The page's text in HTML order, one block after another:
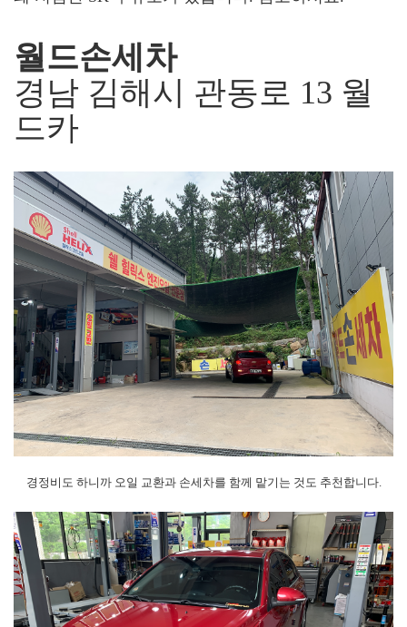
월드손세차
경남 김해시 관동로 13 월
드카
경정비도 하니까 오일 교환과 손세차를 함께 맡기는 것도 추천합니다.